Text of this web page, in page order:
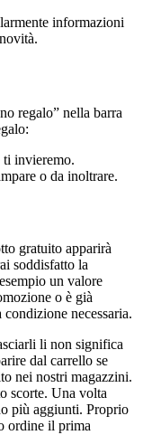
informazioni
regalo” nella barra
ti invieremo.
o da inoltrare.
gratuito apparirà
soddisfatto la
un valore
o è già
necessaria.
li non significa
dal carrello se
nei nostri magazzini.
scorte. Una volta
più aggiunti. Proprio
ordine il prima